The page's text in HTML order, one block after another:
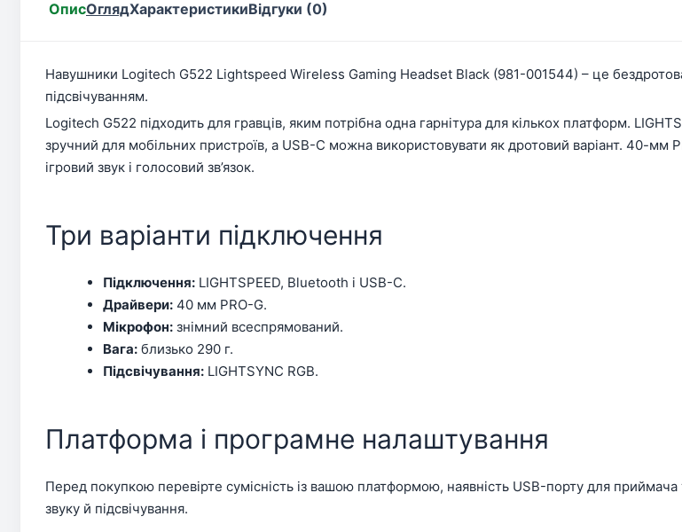
ОписОглядХарактеристикиВідгуки (0)
Навушники Logitech G522 Lightspeed Wireless Gaming Headset Black (981-001544) – це бездротова
підсвічуванням.
Logitech G522 підходить для гравців, яким потрібна одна гарнітура для кількох платформ.
зручний для мобільних пристроїв, а USB-C можна використовувати як дротовий варіант. 40-мм
ігровий звук і голосовий зв’язок.
Три варіанти підключення
Підключення: LIGHTSPEED, Bluetooth і USB-C.
Драйвери: 40 мм PRO-G.
Мікрофон: знімний всеспрямований.
Вага: близько 290 г.
Підсвічування: LIGHTSYNC RGB.
Платформа і програмне налаштування
Перед покупкою перевірте сумісність із вашою платформою, наявність USB-порту для
звуку й підсвічування.